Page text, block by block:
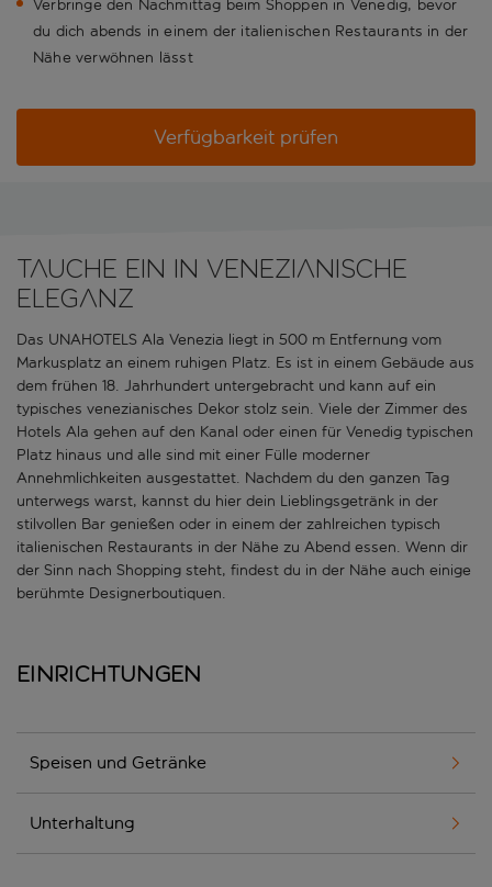
Verbringe den Nachmittag beim Shoppen in Venedig, bevor
du dich abends in einem der italienischen Restaurants in der
Nähe verwöhnen lässt
Verfügbarkeit prüfen
Tauche ein in venezianische
Eleganz
Das UNAHOTELS Ala Venezia liegt in 500 m Entfernung vom
Markusplatz an einem ruhigen Platz. Es ist in einem Gebäude aus
dem frühen 18. Jahrhundert untergebracht und kann auf ein
typisches venezianisches Dekor stolz sein. Viele der Zimmer des
Hotels Ala gehen auf den Kanal oder einen für Venedig typischen
Platz hinaus und alle sind mit einer Fülle moderner
Annehmlichkeiten ausgestattet. Nachdem du den ganzen Tag
unterwegs warst, kannst du hier dein Lieblingsgetränk in der
stilvollen Bar genießen oder in einem der zahlreichen typisch
italienischen Restaurants in der Nähe zu Abend essen. Wenn dir
der Sinn nach Shopping steht, findest du in der Nähe auch einige
berühmte Designerboutiquen.
Einrichtungen
Speisen und Getränke
Unterhaltung